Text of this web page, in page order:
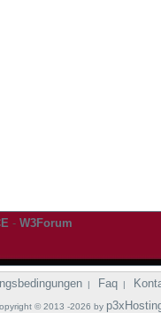
- W3Forum
| Faq |
© 2013 -2026 by